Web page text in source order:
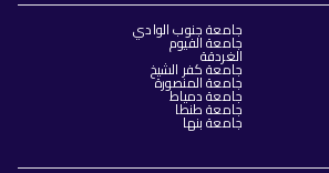
جامعة جنوب الوادي
جامعة الفيوم
الغردقة
جامعة كفر الشيخ
جامعة المنصورة
جامعة دمياط
جامعة طنطا
جامعة بنها